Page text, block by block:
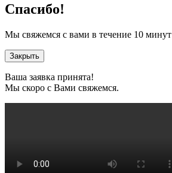
Спасибо!
Мы свяжемся с вами в течение 10 минут
Закрыть
Ваша заявка принята!
Мы скоро с Вами свяжемся.